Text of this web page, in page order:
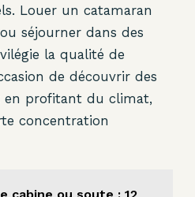
Louer un catamaran
séjourner dans des
la qualité de
de découvrir des
en profitant du climat,
concentration